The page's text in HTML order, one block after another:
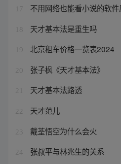
17 不用网络也能看小说的软件
18 天才基本法是重生吗
19 北京租车价格一览表2024
20 张子枫《天才基本法》
21 天才基本法路透
22 天才范儿
23 戴荃悟空为什么会火
24 张叔平与林兆生的关系